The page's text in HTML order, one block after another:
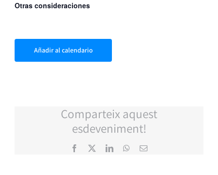
Otras consideraciones
Añadir al calendario
Comparteix aquest
esdeveniment!
Facebook LinkedInWhatsApp
Correo